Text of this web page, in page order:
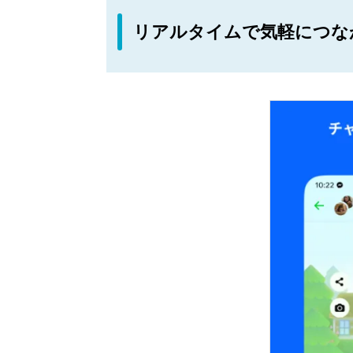
リアルタイムで気軽につ